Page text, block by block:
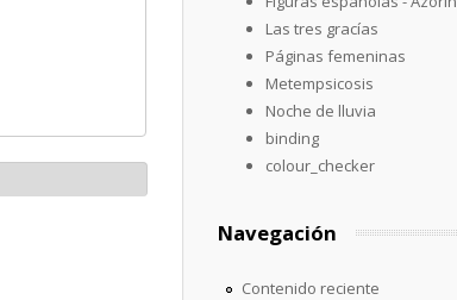
Las tres gracías
Páginas femeninas
Metempsicosis
Noche de lluvia
binding
colour_checker
Navegación
Contenido reciente